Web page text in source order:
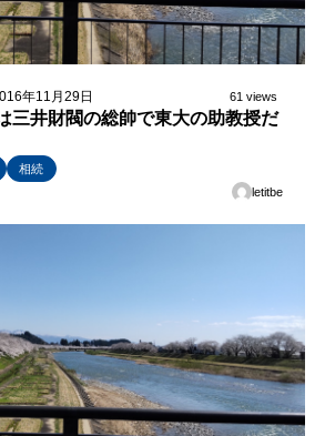
年11月29日 61 views
三井財閥の総帥で東大の助教授だ
相続
letitbe